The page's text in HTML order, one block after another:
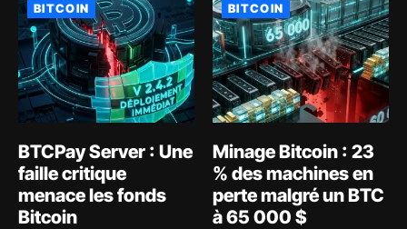
BITCOIN
BTCPay Server : Une
faille critique
menace les fonds
Bitcoin
BITCOIN
Minage Bitcoin : 23
% des machines en
perte malgré un BTC
à 65 000 $